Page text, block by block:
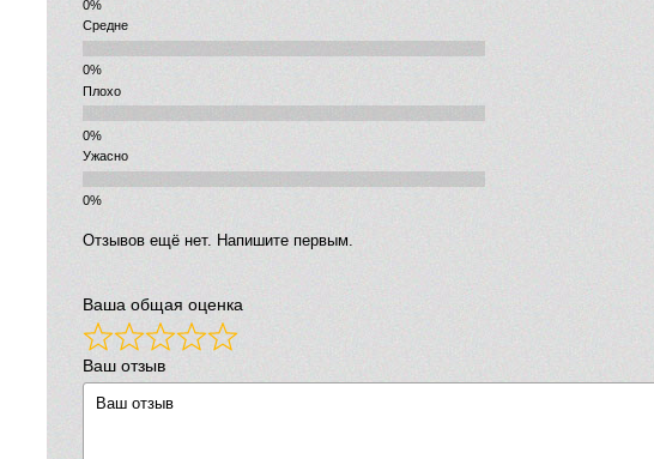
Средне
Плохо
Ужасно
Отзывов ещё нет. Напишите первым.
Ваша общая оценка
Ваш отзыв